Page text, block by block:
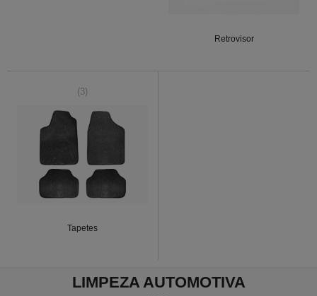
Retrovisor
(3)
Tapetes
LIMPEZA AUTOMOTIVA